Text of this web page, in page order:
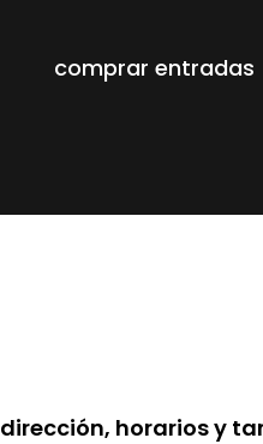
comprar entradas
dirección, horarios y